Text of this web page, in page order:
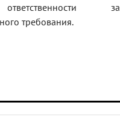
за
требования.